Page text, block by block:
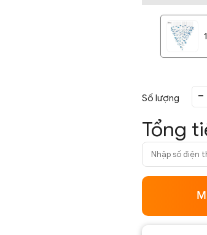
Số lượng -
Tổng